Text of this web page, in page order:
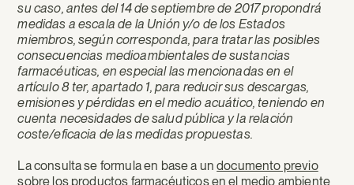
su caso, antes del 14 de septiembre de 2017 propondrá
medidas a escala de la Unión y/o de los Estados
miembros, según corresponda, para tratar las posibles
consecuencias medioambientales de sustancias
farmacéuticas, en especial las mencionadas en el
artículo 8 ter, apartado 1, para reducir sus descargas,
emisiones y pérdidas en el medio acuático, teniendo en
cuenta necesidades de salud pública y la relación
coste/eficacia de las medidas propuestas.
La consulta se formula en base a undocumento previo
sobre los productos farmacéuticos en el medio ambiente